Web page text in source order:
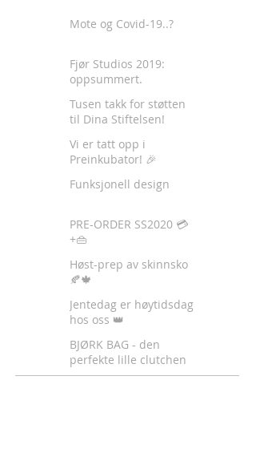
Mote og Covid-19..?
Fjør Studios 2019:
oppsummert.
Tusen takk for støtten
til Dina Stiftelsen!
Vi er tatt opp i
Preinkubator! 🎉
Funksjonell design
PRE-ORDER SS2020 💳
+👜
Høst-prep av skinnsko
🍂🍁
Jentedag er høytidsdag
hos oss 👑
BJØRK BAG - den
perfekte lille clutchen
✈️